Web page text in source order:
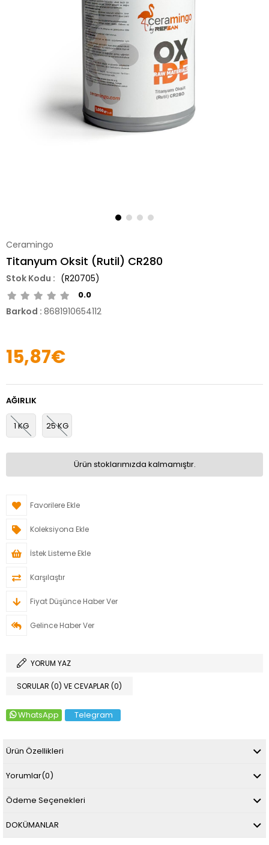
Ceramingo
Titanyum Oksit (Rutil) CR280
(R20705)
0.0
Barkod : 8681910654112
15,87€
AĞIRLIK
1 KG 25 KG
Ürün stoklarımızda kalmamıştır.
Favorilere Ekle
Koleksiyona Ekle
İstek Listeme Ekle
Karşılaştır
Fiyat Düşünce Haber Ver
Gelince Haber Ver
YORUM YAZ
SORULAR (0) VE CEVAPLAR (0)
WhatsApp Telegram
Ürün Özellikleri
Yorumlar(0)
Ödeme Seçenekleri
DOKÜMANLAR